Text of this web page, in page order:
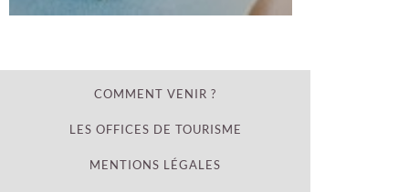
COMMENT VENIR ?
LES OFFICES DE TOURISME
MENTIONS LÉGALES